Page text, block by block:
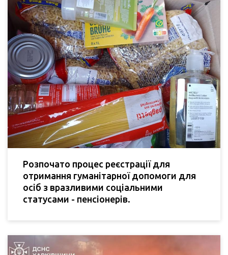
Розпочато процес реєстрації для
отримання гуманітарної допомоги для
осіб з вразливими соціальними
статусами - пенсіонерів.